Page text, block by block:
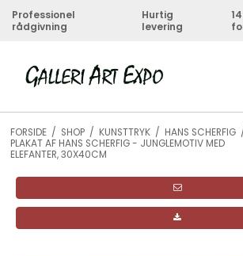
Professionel
rådgivning
Hurtig
levering
FORSIDE / SHOP / KUNSTTRYK / HANS SCHERFIG
PLAKAT AF HANS SCHERFIG - JUNGLEMOTIV MED
ELEFANTER, 30X40CM